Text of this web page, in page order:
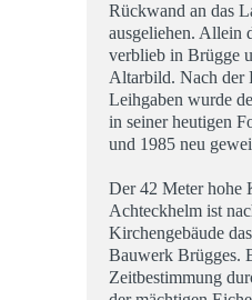
Rückwand an das
ausgeliehen. Allein
verblieb in Brügge
Altarbild. Nach der
Leihgaben wurde
in seiner heutigen
und 1985 neu
Der 42 Meter hohe
Achteckhelm ist
Kirchengebäude
Bauwerk Brügges.
Zeitbestimmung